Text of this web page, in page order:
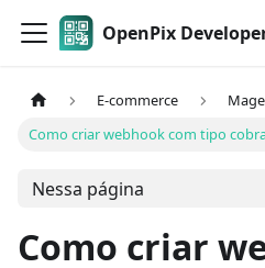
OpenPix
E-commerce
Como criar webhook com tipo
Nessa página
Como criar